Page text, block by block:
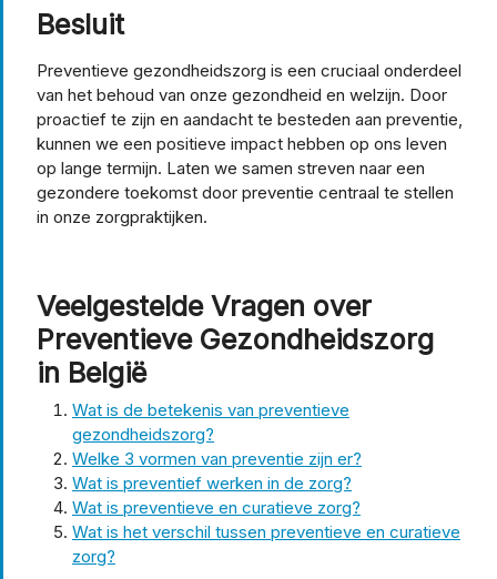
Besluit
Preventieve gezondheidszorg is een cruciaal onderdeel
van het behoud van onze gezondheid en welzijn. Door
proactief te zijn en aandacht te besteden aan preventie,
kunnen we een positieve impact hebben op ons leven
op lange termijn. Laten we samen streven naar een
gezondere toekomst door preventie centraal te stellen
in onze zorgpraktijken.
Veelgestelde Vragen over
Preventieve Gezondheidszorg
in België
Wat is de betekenis van preventieve
gezondheidszorg?
Welke 3 vormen van preventie zijn er?
Wat is preventief werken in de zorg?
Wat is preventieve en curatieve zorg?
Wat is het verschil tussen preventieve en curatieve
zorg?